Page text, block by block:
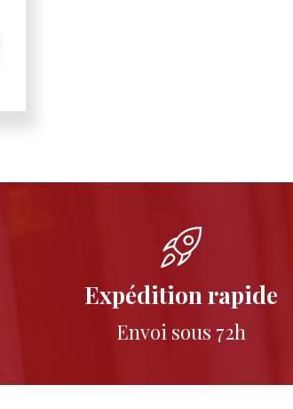
Expédition rapide
Envoi sous 72h